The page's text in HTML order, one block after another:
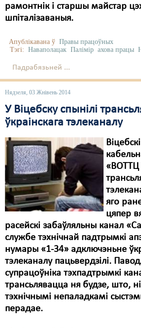
рамонтнік і старшы майстар
шпіталізаваныя.
Апублікавана ў Правы працоўных
Тэгі: Наваполацак Палімір ахова працы
Падрабязьней ...
Нядзеля, 03 Жнівень 2014
У Віцебску спынілі
ўкраінскага тэлеканалу
«ВОТТЦ
яго
цяпер
расейскі забаўляльны канал
службе тэхнічнай падтрымкі
нумары «1-34» адключэньне
тэлеканалу пацьвердзілі.
супрацоўніка тэхпадтрымкі
трансьлявацца ня будзе, што,
тэхнічнымі непаладкамі
перадае.